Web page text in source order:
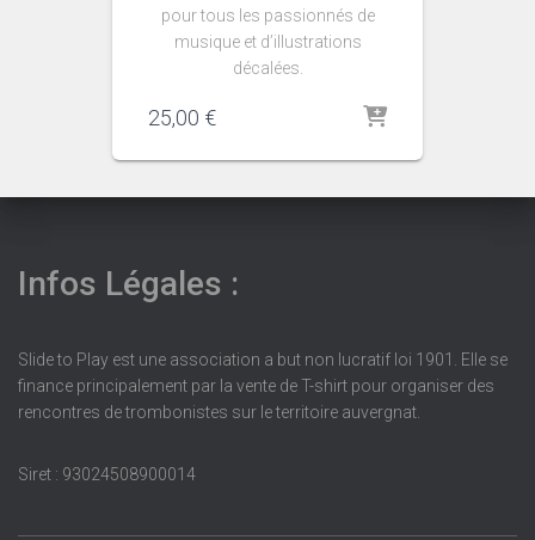
pour tous les passionnés de
musique et d’illustrations
décalées.
25,00 €
Infos Légales :
Slide to Play est une association a but non lucratif loi 1901. Elle se
finance principalement par la vente de T-shirt pour organiser des
rencontres de trombonistes sur le territoire auvergnat.
Siret : 93024508900014